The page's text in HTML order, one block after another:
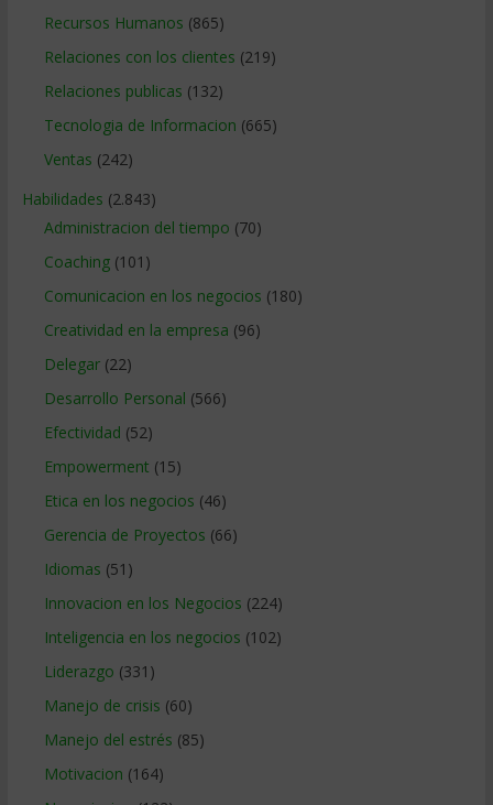
Recursos Humanos (865)
Relaciones con los clientes (219)
Relaciones publicas (132)
Tecnologia de Informacion (665)
Ventas (242)
Habilidades (2.843)
Administracion del tiempo (70)
Coaching(101)
Comunicacion en los negocios (180)
Creatividad en la empresa (96)
Delegar(22)
Desarrollo Personal (566)
Efectividad (52)
Empowerment (15)
Etica en los negocios (46)
Gerencia de Proyectos (66)
Idiomas (51)
Innovacion en los Negocios (224)
Inteligencia en los negocios (102)
Liderazgo (331)
Manejo de crisis (60)
Manejo del estrés (85)
Motivacion (164)